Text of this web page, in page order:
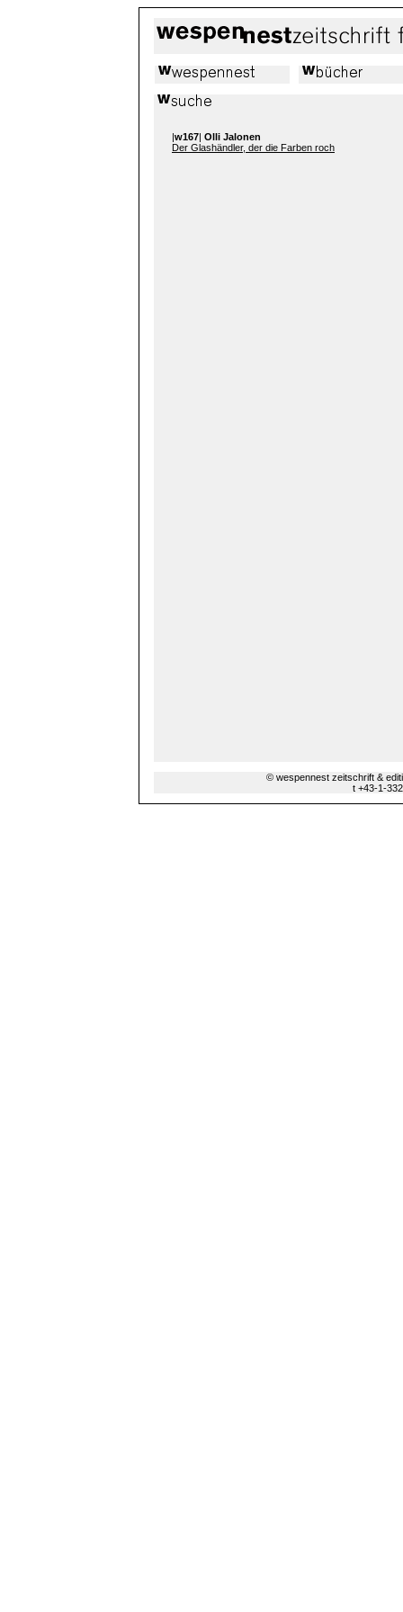
|w167| Olli Jalonen
Der Glashändler, der die Farben roch
© wespennest zeitschrift &
t +43-1-